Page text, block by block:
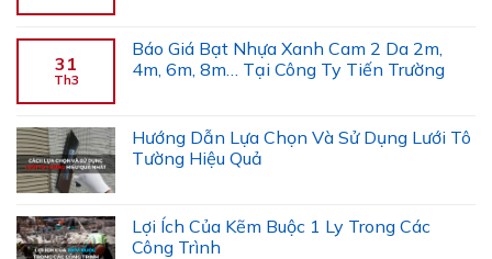
31
Th3
Báo Giá Bạt Nhựa Xanh Cam 2 Da 2m,
4m, 6m, 8m… Tại Công Ty Tiến Trường
Hướng Dẫn Lựa Chọn Và Sử Dụng Lưới Tô
Tường Hiệu Quả
Lợi Ích Của Kẽm Buộc 1 Ly Trong Các
Công Trình